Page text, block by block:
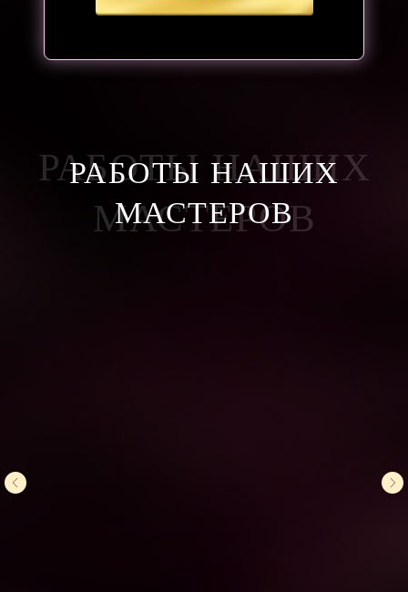
РАБОТЫ НАШИХ
МАСТЕРОВ
РАБОТЫ НАШИХ
МАСТЕРОВ